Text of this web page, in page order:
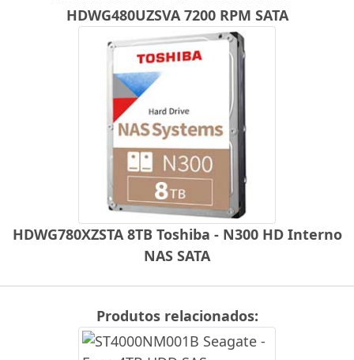
HDWG480UZSVA 7200 RPM SATA
HDWG780XZSTA 8TB Toshiba - N300 HD Interno
NAS SATA
Produtos relacionados: